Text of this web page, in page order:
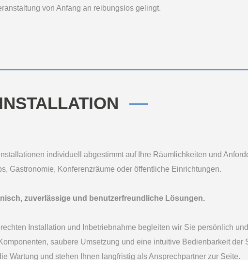
von Anfang an reibungslos gelingt.
INSTALLATION
individuell abgestimmt auf Ihre Räumlichkeiten und
Gastronomie, Konferenzräume oder öffentliche Einrichtungen.
zuverlässige und benutzerfreundliche Lösungen.
Installation und Inbetriebnahme begleiten wir Sie persönlich
saubere Umsetzung und eine intuitive Bedienbarkeit der
Wartung und stehen Ihnen langfristig als Ansprechpartner zur Seite.